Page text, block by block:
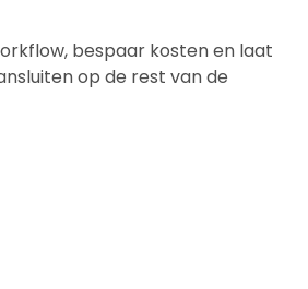
bespaar kosten en laat
op de rest van de